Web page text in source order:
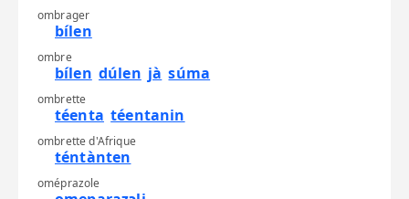
ombrager
bílen
ombre
bílen dúlen jà súma
ombrette
téenta téentanin
ombrette d'Afrique
téntànten
oméprazole